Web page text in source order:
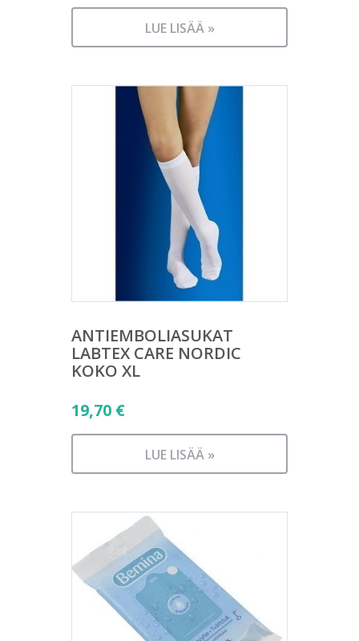
LUE LISÄÄ »
ANTIEMBOLIASUKAT
LABTEX CARE NORDIC
KOKO XL
19,70 €
LUE LISÄÄ »